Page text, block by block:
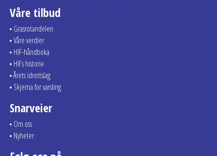
Våre tilbud
Grasrotandelen
Våre verdier
HIF-håndboka
HIFs historie
Årets idrettslag
Skjema for varsling
Snarveier
Om oss
Nyheter